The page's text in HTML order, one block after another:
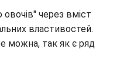
через вміст
властивостей.
можна, так як є ряд